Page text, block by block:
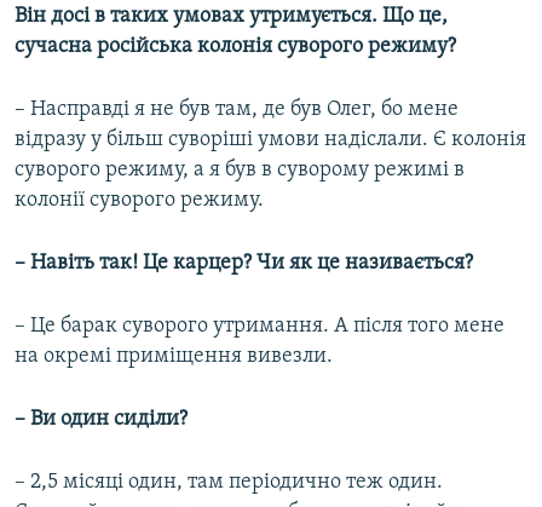
Він досі в таких умовах утримується. Що це,
сучасна російська колонія суворого режиму?
– Насправді я не був там, де був Олег, бо мене
відразу у більш суворіші умови надіслали. Є колонія
суворого режиму, а я був в суворому режимі в
колонії суворого режиму.
– Навіть так! Це карцер? Чи як це називається?
– Це барак суворого утримання. А після того мене
на окремі приміщення вивезли.
– Ви один сиділи?
– 2,5 місяці один, там періодично теж один.